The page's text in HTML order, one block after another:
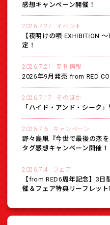
感想キャンペーン開催！
2026.7.27 イベント
【夜明けの唄 EXHIBITION
定！
2026.7.21 新刊情報
2026年9月発売 from RED
2026.7.17 そのほか
「ハイド・アンド・シーク
2026.7.6 キャンペーン
野々島凧『今世で最後の恋
タグ感想キャンペーン開催！
2026.7.4 フェア
【from RED6周年記念】3日
催＆フェア特典リーフレット